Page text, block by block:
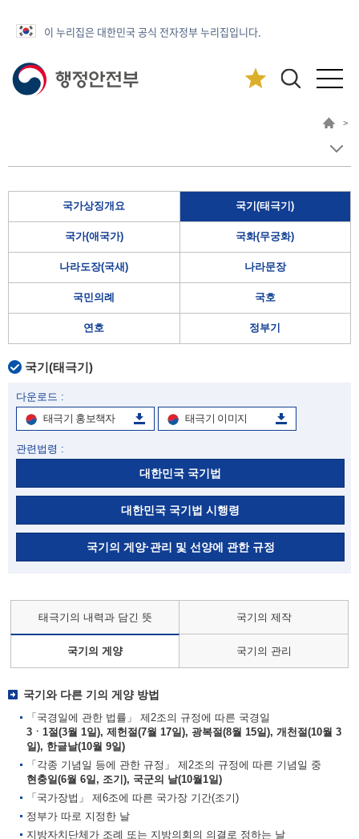
이 누리집은 대한민국 공식 전자정부 누리집입니다.
>
국가상징개요 국기(태극기)
국가(애국가) 국화(무궁화)
나라도장(국새) 나라문장
국민의례 국호
연호 정부기
국기(태극기)
다운로드 :
태극기 홍보책자
태극기 이미지
관련법령 :
대한민국 국기법
대한민국 국기법 시행령
국기의 게양·관리 및 선양에 관한 규정
태극기의 내력과 담긴 뜻 국기의 제작
국기의 게양 국기의 관리
국기와 다른 기의 게양 방법
「국경일에 관한 법률」 제2조의 규정에 따른 국경일
3ㆍ1절(3월 1일), 제헌절(7월 17일), 광복절(8월 15일), 개천절(10월 3
일), 한글날(10월 9일)
「각종 기념일 등에 관한 규정」 제2조의 규정에 따른 기념일 중
현충일(6월 6일, 조기), 국군의 날(10월1일)
「국가장법」 제6조에 따른 국가장 기간(조기)
정부가 따로 지정한 날
지방자치단체가 조례 또는 지방의회의 의결로 정하는 날